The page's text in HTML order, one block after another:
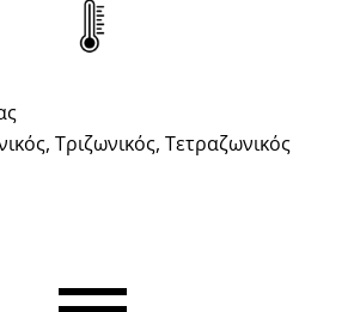
Τριζωνικός, Τετραζωνικός